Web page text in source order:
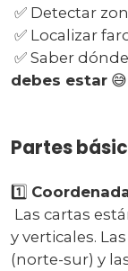
✅ Detectar
✅ Localizar
✅ Saber
debes estar 😅
Partes
1️⃣
Las cartas
y verticales.
(norte-sur) y